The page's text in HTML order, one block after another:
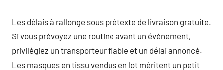
Les délais à rallonge sous prétexte de livraison gratuite.
Si vous prévoyez une routine avant un événement,
privilégiez un transporteur fiable et un délai annoncé.
Les masques en tissu vendus en lot méritent un petit